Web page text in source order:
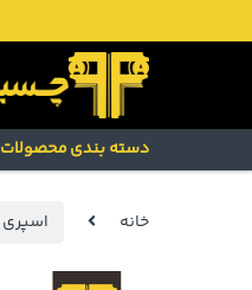
Skip to navigation
Skip to content
دسته بندی محصولات
خانه اسپری